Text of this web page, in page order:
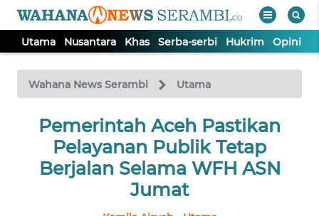
Utama Nusantara Khas Serba-serbi Hukrim Opini
Wahana News Serambi Utama
Pemerintah Aceh Pastikan
Pelayanan Publik Tetap
Berjalan Selama WFH ASN
Jumat
TV
Tutup
UTAMA
NUSANTARA